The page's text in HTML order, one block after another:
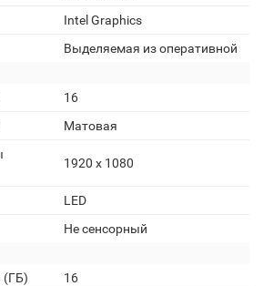
Intel Graphics
Выделяемая из оперативной
16
Матовая
1920 x 1080
LED
Не сенсорный
(ГБ)
16